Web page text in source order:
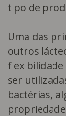
tipo de
Uma das
outros
flexibilidade
ser
bactérias,